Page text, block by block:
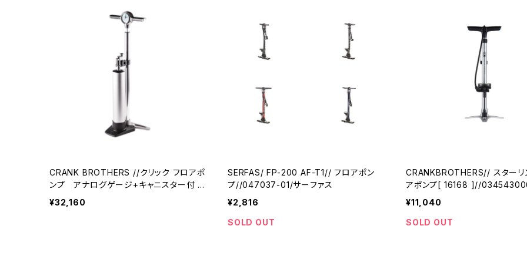
CRANK BROTHERS //クリック フロアポ
ンプ アナログゲージ+キャニスター付 [
16198 ]/0345410001-01(クランクブラ
ザーズ)
¥32,160
SERFAS/ FP-200 AF-T1// フロアポン
プ//047037-01/サーファス
¥2,816
SOLD OUT
CRANKBROTHERS// スターリ
アポンプ[ 16168 ]//0345430001-01//
クランクブラザーズ
¥11,040
SOLD OUT